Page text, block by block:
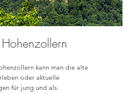
kann man die alte
oder aktuelle
für jung und als.